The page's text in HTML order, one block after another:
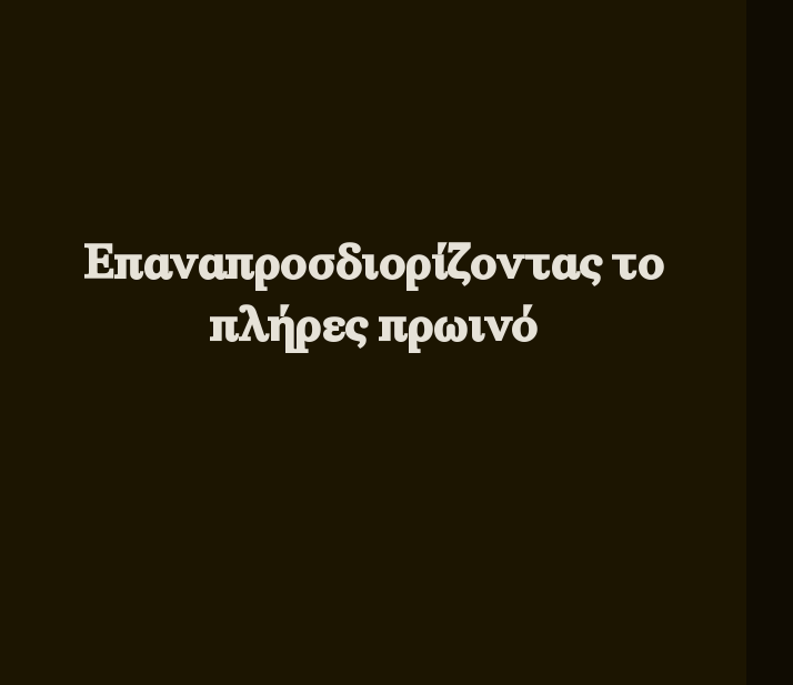
Επαναπροσδιορίζοντας το
πλήρες πρωινό